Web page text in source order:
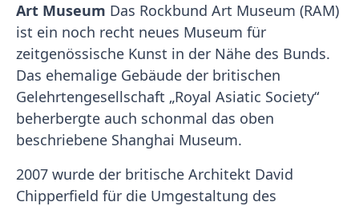
Art Museum Das Rockbund Art Museum (RAM)
ist ein noch recht neues Museum für
zeitgenössische Kunst in der Nähe des Bunds.
Das ehemalige Gebäude der britischen
Gelehrtengesellschaft „Royal Asiatic Society“
beherbergte auch schonmal das oben
beschriebene Shanghai Museum.
2007 wurde der britische Architekt David
Chipperfield für die Umgestaltung des